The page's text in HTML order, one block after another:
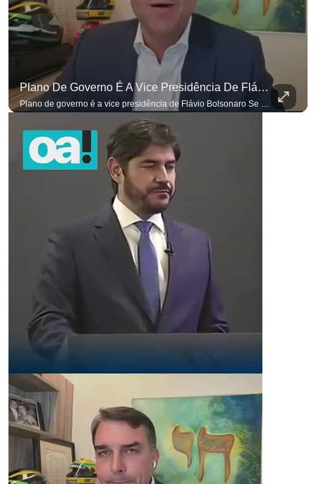
Plano De Governo É A Vice Presidência De Flávio Bolsonaro